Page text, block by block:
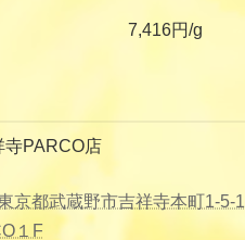
7,416円/g
PARCO店
京都武蔵野市吉祥寺本町1-5-1
１F